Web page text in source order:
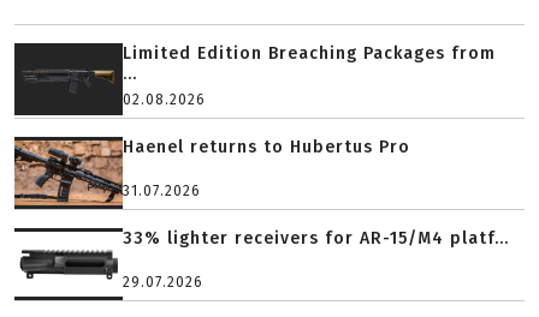
Limited Edition Breaching Packages from
...
02.08.2026
Haenel returns to Hubertus Pro
31.07.2026
33% lighter receivers for AR-15/M4 platf...
29.07.2026